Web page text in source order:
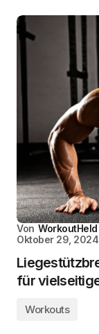
Von WorkoutHeld
Oktober 29, 2024
für
Workouts